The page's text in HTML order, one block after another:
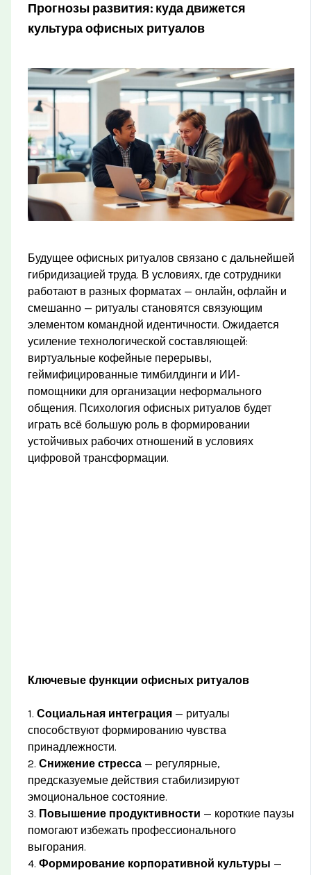
Прогнозы развития: куда движется
культура офисных ритуалов
Будущее офисных ритуалов связано с дальнейшей
гибридизацией труда. В условиях, где сотрудники
работают в разных форматах — онлайн, офлайн и
смешанно — ритуалы становятся связующим
элементом командной идентичности. Ожидается
усиление технологической составляющей:
виртуальные кофейные перерывы,
геймифицированные тимбилдинги и ИИ-
помощники для организации неформального
общения. Психология офисных ритуалов будет
играть всё большую роль в формировании
устойчивых рабочих отношений в условиях
цифровой трансформации.
Ключевые функции офисных ритуалов
1.Социальная интеграция — ритуалы
способствуют формированию чувства
принадлежности.
2.Снижение стресса — регулярные,
предсказуемые действия стабилизируют
эмоциональное состояние.
3. Повышение продуктивности — короткие паузы
помогают избежать профессионального
выгорания.
4.Формирование корпоративной культуры —